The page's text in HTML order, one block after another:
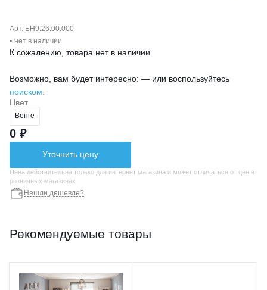
Арт. БН9.26.00.000
нет в наличии
К сожалению, товара нет в наличии.
Возможно, вам будет интересно: — или воспользуйтесь
поиском.
Цвет
Венге
0 ₽
Уточнить цену
Цена действительна только для интернет магазина и может отличаться от цен в
розничных магазинах
Нашли дешевле?
Рекомендуемые товары